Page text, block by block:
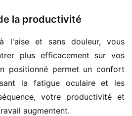
la productivité
l'aise et sans douleur, vous
plus efficacement sur vos
positionné permet un confort
la fatigue oculaire et les
votre productivité et
augmentent.